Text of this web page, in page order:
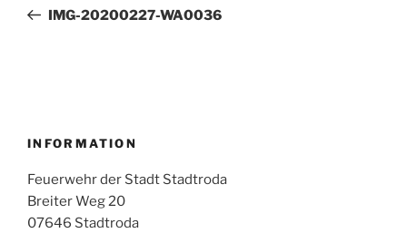
Beitrag
IMG-20200227-WA0036
INFORMATION
Feuerwehr der Stadt Stadtroda
Breiter Weg 20
07646 Stadtroda